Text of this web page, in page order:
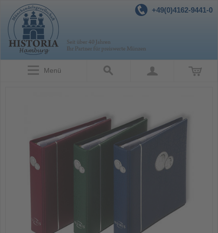
+49(0)4162-9441-0
Menü